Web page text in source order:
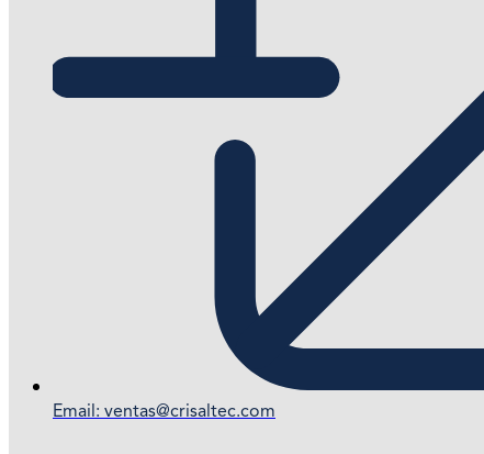
Email: ventas@crisaltec.com